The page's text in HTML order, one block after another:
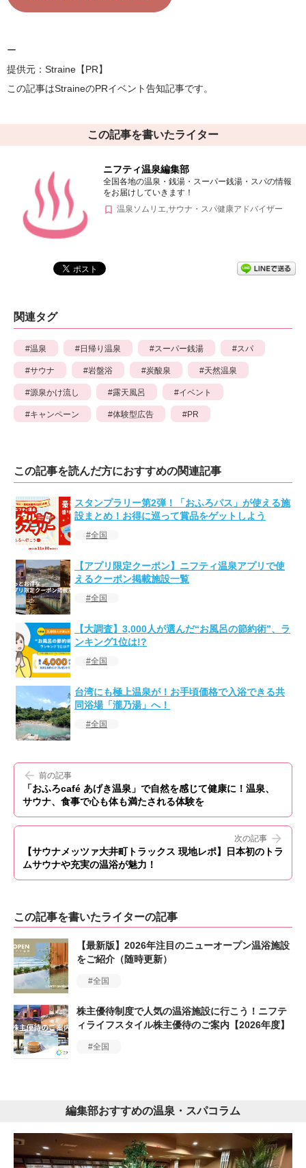
ー
提供元：Straine【PR】
この記事はStraineのPRイベント告知記事です。
この記事を書いたライター
ニフティ温泉編集部
全国各地の温泉・銭湯・スーパー銭湯・スパの情報
をお届けしていきます！
温泉ソムリエ,サウナ・スパ健康アドバイザー
関連タグ
温泉 日帰り温泉 スーパー銭湯 スパ
サウナ 岩盤浴 炭酸泉 天然温泉
源泉かけ流し 露天風呂 イベント
キャンペーン 体験型広告 PR
この記事を読んだ方におすすめの関連記事
スタンプラリー第2弾！「おふろパス」が使える施
設まとめ！お得に巡って賞品をゲットしよう
全国
【アプリ限定クーポン】ニフティ温泉アプリで使
えるクーポン掲載施設一覧
全国
【大調査】3,000人が選んだ“お風呂の節約術”、ラ
ンキング1位は!?
全国
台湾にも極上温泉が！お手頃価格で入浴できる共
同浴場「瀧乃湯」へ！
全国
前の記事
「おふろcafé あげき温泉」で自然を感じて健康に！温泉、
サウナ、食事で心も体も満たされる体験を
次の記事
【サウナメッツァ大井町トラックス 現地レポ】日本初のトラ
ムサウナや充実の温浴が魅力！
この記事を書いたライターの記事
【最新版】2026年注目のニューオープン温浴施設
をご紹介（随時更新）
全国
株主優待制度で人気の温浴施設に行こう！ニフテ
ィライフスタイル株主優待のご案内【2026年度】
全国
編集部おすすめの温泉・スパコラム